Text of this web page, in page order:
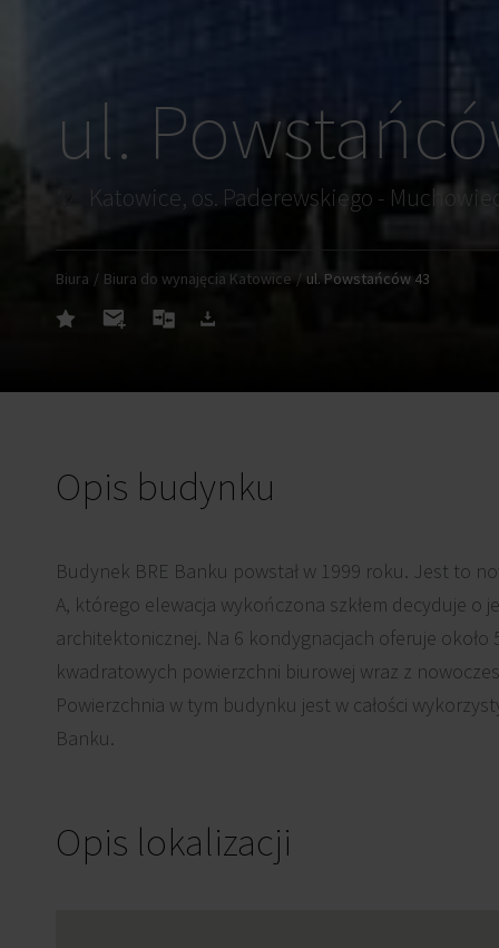
ul.
Biura Biura do wynajęcia Katowice ul. Powstańców 43
Opis budynku
Budynek BRE Banku powstał w 1999 roku. Jest to
A, którego elewacja wykończona szkłem decyduje o
architektonicznej. Na 6 kondygnacjach oferuje około
kwadratowych powierzchni biurowej wraz z
Powierzchnia w tym budynku jest w całości
Banku.
Opis lokalizacji